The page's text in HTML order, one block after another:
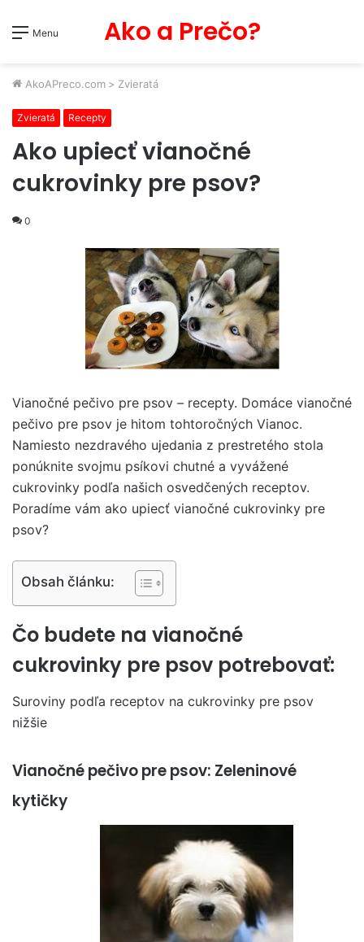
Menu Ako a Prečo?
AkoAPreco.com > Zvieratá
Zvieratá Recepty
Ako upiecť vianočné
cukrovinky pre psov?
0
Vianočné pečivo pre psov – recepty. Domáce vianočné
pečivo pre psov je hitom tohtoročných Vianoc.
Namiesto nezdravého ujedania z prestretého stola
ponúknite svojmu psíkovi chutné a vyvážené
cukrovinky podľa našich osvedčených receptov.
Poradíme vám ako upiecť vianočné cukrovinky pre
psov?
Obsah článku:
Čo budete na vianočné
cukrovinky pre psov potrebovať:
Suroviny podľa receptov na cukrovinky pre psov
nižšie
Vianočné pečivo pre psov: Zeleninové
kytičky